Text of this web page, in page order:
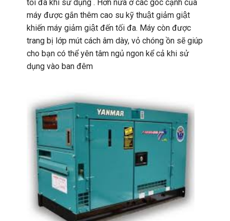
tối đa khi sử dụng . Hơn nữa ở các góc cạnh của
máy được gắn thêm cao su kỹ thuật giảm giật
khiến máy giảm giật đến tối đa. Máy còn được
trang bị lớp mút cách âm dày, vỏ chóng ồn sẽ giúp
cho bạn có thể yên tâm ngủ ngon kể cả khi sử
dụng vào ban đêm